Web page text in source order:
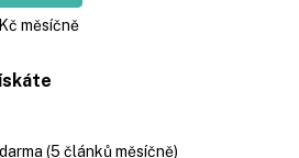
měsíčně
(5 článků měsíčně)